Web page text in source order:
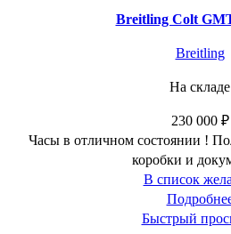
Breitling Colt
Breitling
На складе
230 000 ₽
Часы в отличном состоянии !
коробки и
В список
Быстрый